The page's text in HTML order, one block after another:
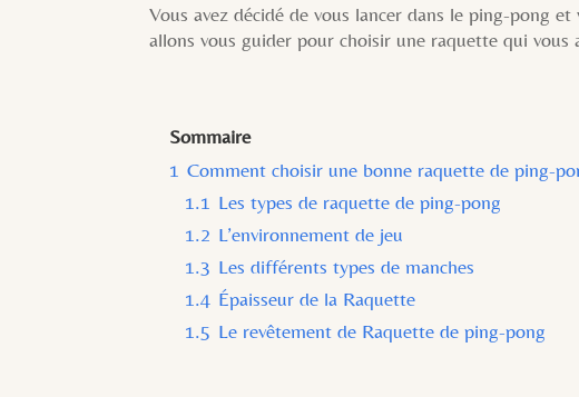
Vous avez décidé de vous lancer dans le ping-pong
allons vous guider pour choisir une raquette qui vous
Sommaire
1 Comment choisir une bonne raquette de ping-
1.1 Les types de raquette de ping-pong
1.2 L’environnement de jeu
1.3 Les différents types de manches
1.4 Épaisseur de la Raquette
1.5 Le revêtement de Raquette de ping-pong